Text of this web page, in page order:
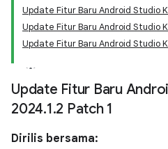
Update Fitur Baru Android Studio
Update Fitur Baru Android Studio
Update Fitur Baru Android Studio
Update Fitur Baru
2024.1.2 Patch 1
Dirilis bersama: